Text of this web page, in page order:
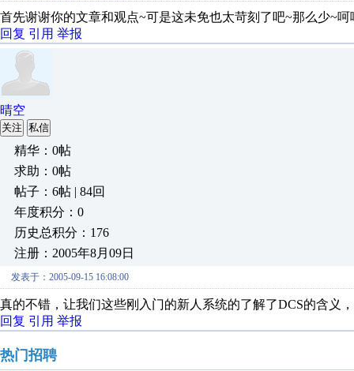
首先谢谢你的文章和观点~可是这未免也太苛刻了吧~那么少~
回复 引用 举报
晴空
关注 私信
精华：0帖
求助：0帖
帖子：6帖 | 84回
年度积分：0
历史总积分：176
注册：2005年8月09日
发表于：2005-09-15 16:08:00
真的不错，让我们这些刚入门的新人系统的了解了DCS的含义
回复 引用 举报
热门招聘